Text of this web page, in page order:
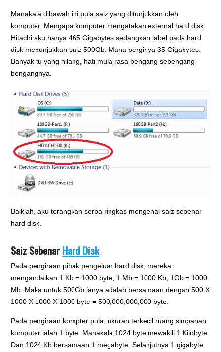
Manakala dibawah ini pula saiz yang ditunjukkan oleh
komputer. Mengapa komputer mengatakan external hard disk
Hitachi aku hanya 465 Gigabytes sedangkan label pada hard
disk menunjukkan saiz 500Gb. Mana perginya 35 Gigabytes.
Banyak tu yang hilang, hati mula rasa bengang sebengang-
bengangnya.
Baiklah, aku terangkan serba ringkas mengenai saiz sebenar
hard disk.
Saiz SebenarHard Disk
Pada pengiraan pihak pengeluar hard disk, mereka
mengandaikan 1 Kb = 1000 byte, 1 Mb = 1000 Kb, 1Gb = 1000
Mb. Maka untuk 500Gb ianya adalah bersamaan dengan 500 X
1000 X 1000 X 1000 byte = 500,000,000,000 byte.
Pada pengiraan kompter pula, ukuran terkecil ruang simpanan
komputer ialah 1 byte. Manakala 1024 byte mewakili 1 Kilobyte.
Dan 1024 Kb bersamaan 1 megabyte. Selanjutnya 1 gigabyte